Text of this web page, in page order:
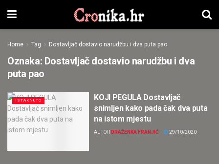
Home Tag Dostavljač dostavio narudžbu i dva puta pao
Oznaka: Dostavljač dostavio narudžbu i dva
puta pao
ISTAKNUTO
KOJI PEGULA Dostavljač
snimljen kako pada čak dva puta
na istom mjestu
AUTOR DRAŽENKA FRANJIĆ 29/10/2020